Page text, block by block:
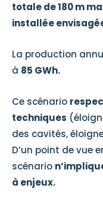
totale de 180 m
installée
La production
à 85 GWh.
Ce scénario
techniques
des cavités,
D’un point de vue
scénario
à enjeux.